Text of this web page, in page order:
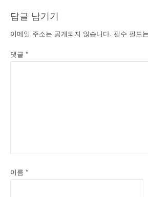
이
션
답글 남기기
이메일 주소는 공개되지 않습니다. 필수 필드는
댓글 *
이름 *